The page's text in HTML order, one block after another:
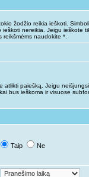
žodžio reikia ieškoti.
nereikia. Jeigu ieškote
reikšmėms naudokite *.
atlikti paiešką. Jeigu
bus ieškoma ir visuose
Taip Ne